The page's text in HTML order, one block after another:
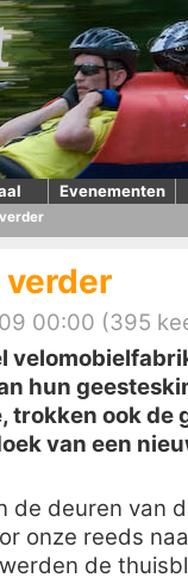
Evenementen
00:00 (395
hun
trokken ook de
van een
de deuren van
onze reeds
de